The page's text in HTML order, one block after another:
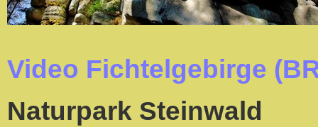
Video Fichtelgebirge
Naturpark Steinwald